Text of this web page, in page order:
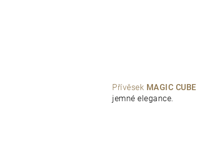
Přívěsek MAGIC CUBE
jemné elegance.